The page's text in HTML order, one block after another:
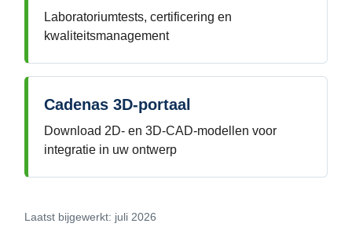
Laboratoriumtests, certificering en
kwaliteitsmanagement
Cadenas 3D-portaal
Download 2D- en 3D-CAD-modellen voor
integratie in uw ontwerp
Laatst bijgewerkt: juli 2026